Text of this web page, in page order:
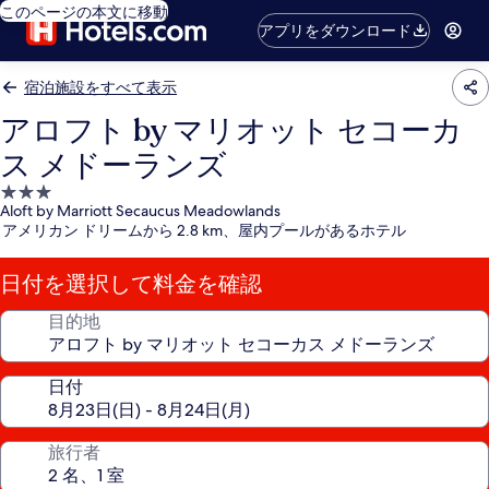
このページの本文に移動
アプリをダウンロード
宿泊施設をすべて表示
アロフト by マリオット セコーカ
ス メドーランズ
3.0
つ
星
宿
泊
施
Aloft by Marriott Secaucus Meadowlands
アメリカン ドリームから 2.8 km、屋内プールがあるホテル
日付を選択して料金を確認
目的地
日付
旅行者